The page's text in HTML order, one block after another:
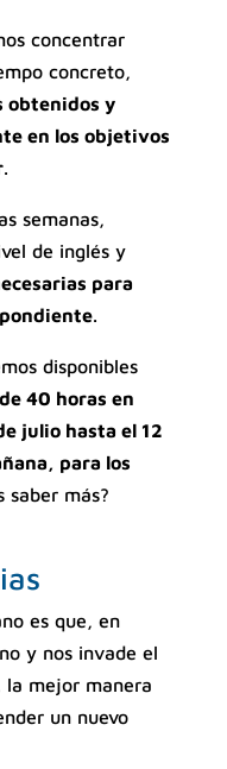
concentrar
concreto,
obtenidos y
en los objetivos
.
semanas,
de inglés y
para
.
disponibles
40 horas en
julio hasta el 12
para los
saber más?
es que, en
y nos invade el
mejor manera
un nuevo